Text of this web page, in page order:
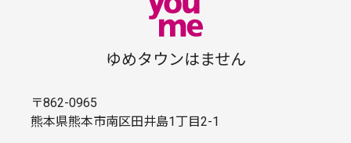
ゆめタウンはません
〒862-0965
熊本県熊本市南区田井島1丁目2-1